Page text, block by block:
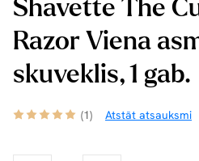
Shavette The
Razor Viena
skuveklis, 1 gab.
(1) Atstāt atsauksmi